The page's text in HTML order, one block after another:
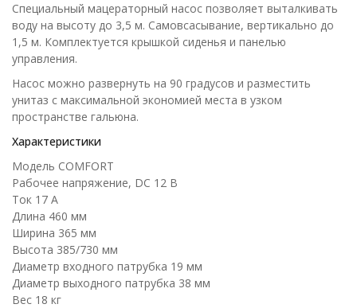
Специальный мацераторный насос позволяет выталкивать
воду на высоту до 3,5 м. Самовсасывание, вертикально до
1,5 м. Комплектуется крышкой сиденья и панелью
управления.
Насос можно развернуть на 90 градусов и разместить
унитаз с максимальной экономией места в узком
пространстве гальюна.
Характеристики
Модель COMFORT
Рабочее напряжение, DC 12 В
Ток 17 А
Длина 460 мм
Ширина 365 мм
Высота 385/730 мм
Диаметр входного патрубка 19 мм
Диаметр выходного патрубка 38 мм
Веc 18 кг